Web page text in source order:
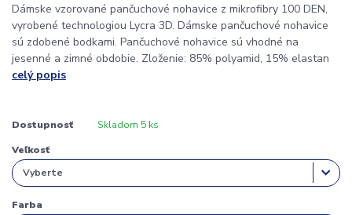
Dámske vzorované pančuchové nohavice z mikrofibry 100 DEN,
vyrobené technologiou Lycra 3D. Dámske pančuchové nohavice
sú zdobené bodkami. Pančuchové nohavice sú vhodné na
jesenné a zimné obdobie. Zloženie: 85% polyamid, 15% elastan
celý popis
Dostupnosť Skladom 5 ks
Veľkosť
Farba